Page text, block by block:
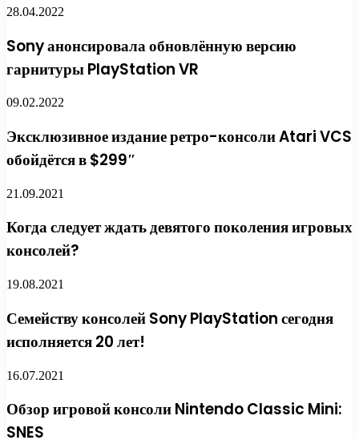
28.04.2022
Sony анонсировала обновлённую версию
гарнитуры PlayStation VR
09.02.2022
Эксклюзивное издание ретро-консоли Atari VCS
обойдётся в $299″
21.09.2021
Когда следует ждать девятого поколения игровых
консолей?
19.08.2021
Семейству консолей Sony PlayStation сегодня
исполняется 20 лет!
16.07.2021
Обзор игровой консоли Nintendo Classic Mini:
SNES